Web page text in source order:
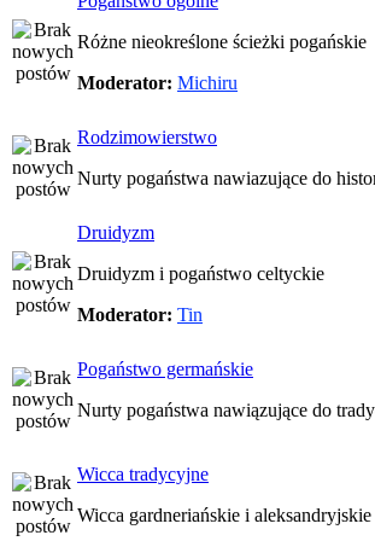
Różne nieokreślone ścieżki pogańskie
Moderator: Michiru
Rodzimowierstwo
Nurty pogaństwa nawiazujące do
Druidyzm
Druidyzm i pogaństwo celtyckie
Moderator: Tin
Pogaństwo germańskie
Nurty pogaństwa nawiązujące do
Wicca tradycyjne
Wicca gardneriańskie i aleksandryjskie